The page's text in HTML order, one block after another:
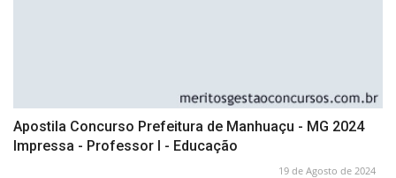
Apostila Concurso Prefeitura de Manhuaçu - MG 2024
Impressa - Professor I - Educação
19 de Agosto de 2024